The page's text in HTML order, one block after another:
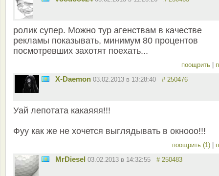
ролик супер. Можно тур агенствам в качестве
рекламы показывать, минимум 80 процентов
посмотревших захотят поехать...
поощрить
X-Daemon 03.02.2013 в 13:28:40 # 250476
Уай лепотата какаяяя!!!
Фуу как же не хочется выглядывать в окнооо!!!
поощрить (1)
MrDiesel 03.02.2013 в 14:32:55 # 250483